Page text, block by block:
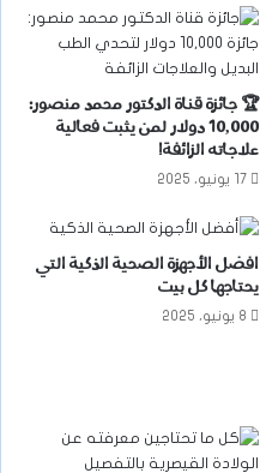
🏆 جائزة قناة الدكتور محمد منصور:
10,000 دولار لمن يثبت فعالية
علاجاته الزائفة!
17 يونيو، 2025
افضل الأجهزة الصحية الذكية التي
يحتاجها كل بيت
8 يونيو، 2025